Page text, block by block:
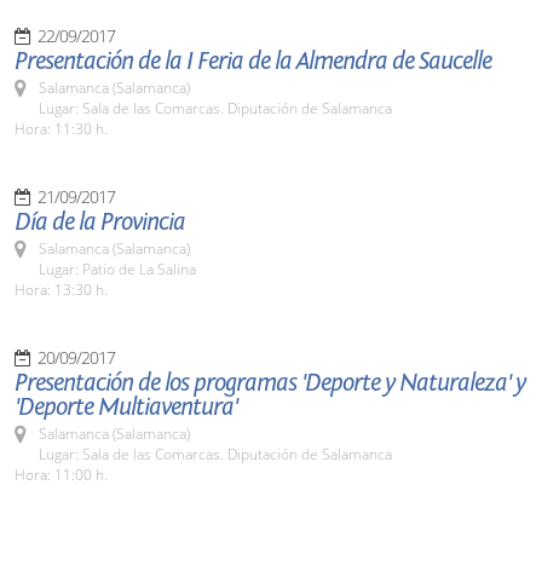
22/09/2017
Presentación de la I Feria de la Almendra de Saucelle
Salamanca (Salamanca)
Lugar: Sala de las Comarcas. Diputación de Salamanca
Hora: 11:30 h.
21/09/2017
Día de la Provincia
Salamanca (Salamanca)
Lugar: Patio de La Salina
Hora: 13:30 h.
20/09/2017
Presentación de los programas 'Deporte y Naturaleza' y
'Deporte Multiaventura'
Salamanca (Salamanca)
Lugar: Sala de las Comarcas. Diputación de Salamanca
Hora: 11:00 h.